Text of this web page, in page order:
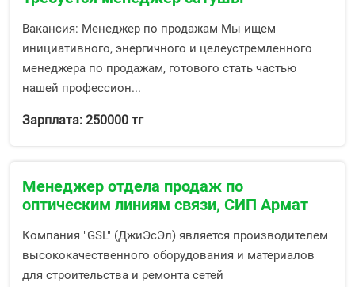
Вакансия: Менеджер по продажам Мы ищем
инициативного, энергичного и целеустремленного
менеджера по продажам, готового стать частью
нашей профессион...
Зарплата: 250000 тг
Менеджер отдела продаж по
оптическим линиям связи, СИП Армат
Компания "GSL" (ДжиЭсЭл) является производителем
высококачественного оборудования и материалов
для строительства и ремонта сетей